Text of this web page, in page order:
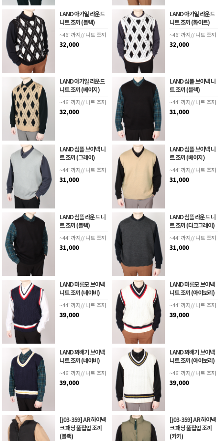
LAND 아가일 라운드
니트 조끼 (블랙)
~46"까지// 니트 조끼
32,000
LAND 아가일 라운드
니트 조끼 (화이트)
~46"까지// 니트 조끼
32,000
LAND 아가일 라운드
니트 조끼 (베이지)
~46"까지// 니트 조끼
32,000
LAND 심플 브이넥 니
트 조끼 (블랙)
~44"까지// 니트 조끼
31,000
LAND 심플 브이넥 니
트 조끼 (그레이)
~44"까지// 니트 조끼
31,000
LAND 심플 브이넥 니
트 조끼 (베이지)
~44"까지// 니트 조끼
31,000
LAND 심플 라운드 니
트 조끼 (블랙)
~44"까지// 니트 조끼
31,000
LAND 심플 라운드 니
트 조끼 (다크그레이)
~44"까지// 니트 조끼
31,000
LAND 마름모 브이넥
니트 조끼 (네이비)
~44"까지// 니트 조끼
39,000
LAND 마름모 브이넥
니트 조끼 (아이보리)
~44"까지// 니트 조끼
39,000
LAND 꽈배기 브이넥
니트 조끼 (네이비)
~46"까지// 니트 조끼
39,000
LAND 꽈배기 브이넥
니트 조끼 (아이보리)
~46"까지// 니트 조끼
39,000
[j03-359] AR 하이넥
크 패딩 풀집업 조끼
(블랙)
[j03-359] AR 하이넥
크 패딩 풀집업 조끼
(카키)